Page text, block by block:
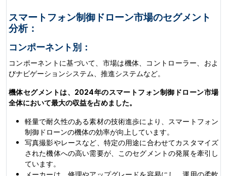
スマートフォン制御ドローン市場のセグメント
分析：
コンポーネント別：
コンポーネントに基づいて、市場は機体、コントローラー、およ
びナビゲーションシステム、推進システムなど。
機体セグメントは、2024年のスマートフォン制御ドローン市場
全体において最大の収益を占めました。
軽量で耐久性のある素材の技術進歩により、スマートフォン
制御ドローンの機体の効率が向上しています。
写真撮影やレースなど、特定の用途に合わせてカスタマイズ
された機体への高い需要が、このセグメントの発展を牽引し
ています。